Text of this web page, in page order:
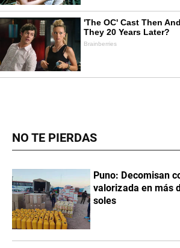
NO TE PIERDAS
Puno: Decomisan
valorizada en más
soles